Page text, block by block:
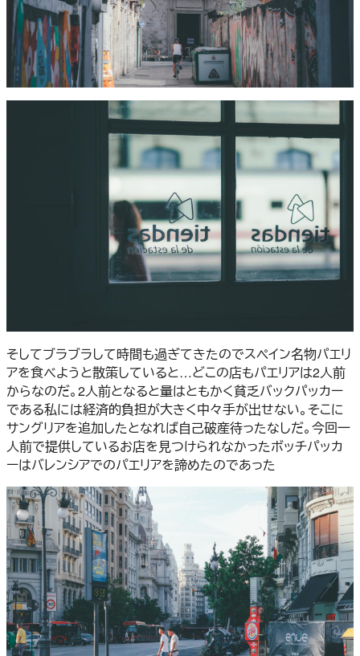
そしてブラブラして時間も過ぎてきたのでスペイン名物パエリ
アを食べようと散策していると…どこの店もパエリアは2人前
からなのだ。2人前となると量はともかく貧乏バックパッカー
である私には経済的負担が大きく中々手が出せない。そこに
サングリアを追加したとなれば自己破産待ったなしだ。今回一
人前で提供しているお店を見つけられなかったボッチパッカ
ーはバレンシアでのパエリアを諦めたのであった